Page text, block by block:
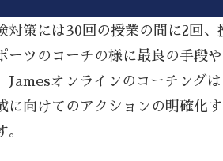
対策には30回の授業の間に2回
ーツのコーチの様に最良の手段
Jamesオンラインのコーチング
に向けてのアクションの明確化
。